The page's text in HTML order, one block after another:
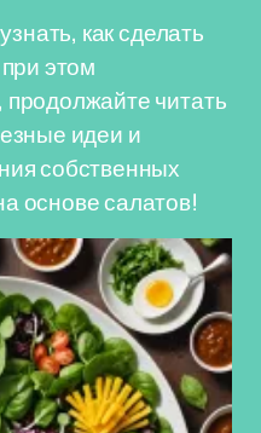
как сделать
этом
читать
идеи и
собственных
основе салатов!